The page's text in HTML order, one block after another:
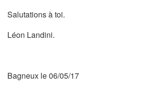
Salutations à toi.
Léon Landini.
Bagneux le 06/05/17